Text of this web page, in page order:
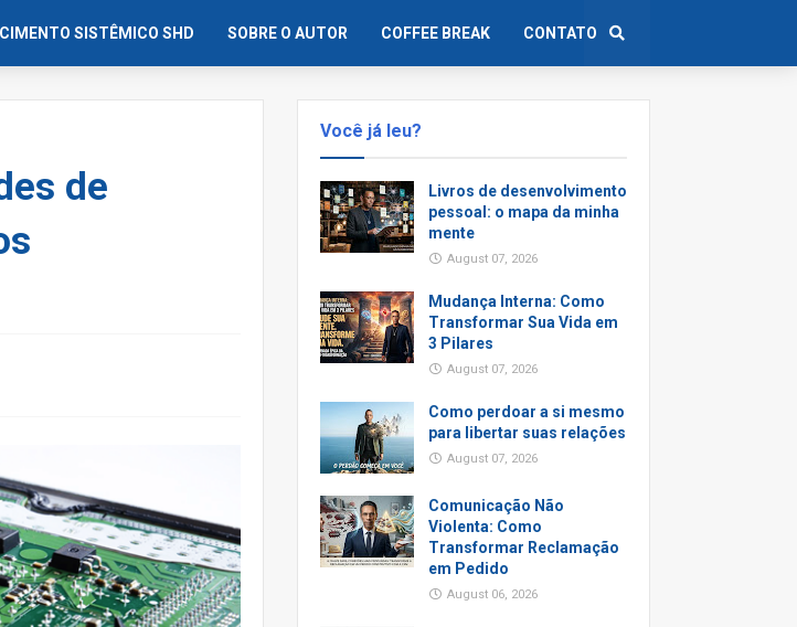
SISTÊMICO SHD SOBRE O AUTOR COFFEE BREAK CONTATO
de
Você já leu?
Livros de desenvolvimento
pessoal: o mapa da minha
mente
August 07, 2026
Mudança Interna: Como
Transformar Sua Vida em
3 Pilares
August 07, 2026
Como perdoar a si mesmo
para libertar suas relações
August 07, 2026
Comunicação Não
Violenta: Como
Transformar Reclamação
em Pedido
August 06, 2026